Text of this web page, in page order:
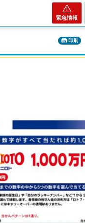
緊急情報
印刷